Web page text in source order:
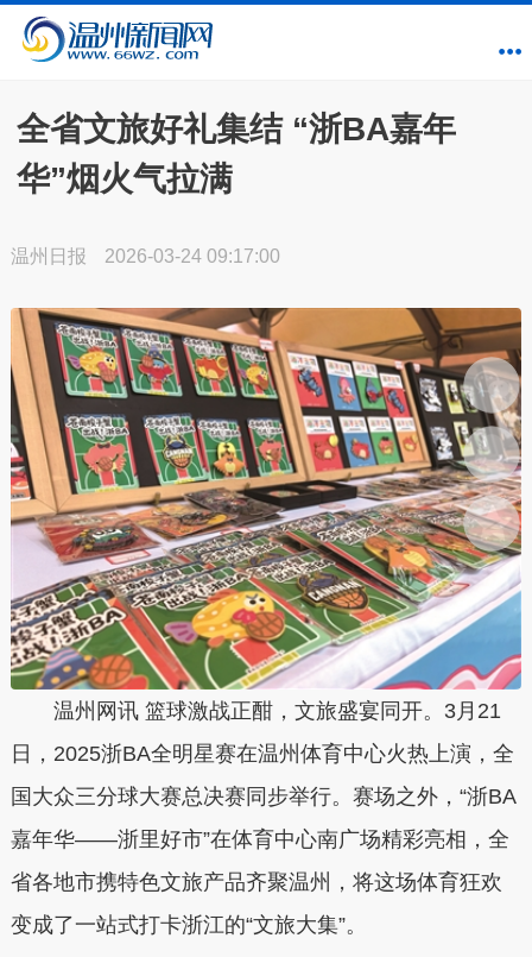
全省文旅好礼集结 “浙BA嘉年
华”烟火气拉满
温州日报 2026-03-24 09:17:00
温州网讯 篮球激战正酣，文旅盛宴同开。3月21
日，2025浙BA全明星赛在温州体育中心火热上演，全
国大众三分球大赛总决赛同步举行。赛场之外，“浙BA
嘉年华——浙里好市”在体育中心南广场精彩亮相，全
省各地市携特色文旅产品齐聚温州，将这场体育狂欢
变成了一站式打卡浙江的“文旅大集”。